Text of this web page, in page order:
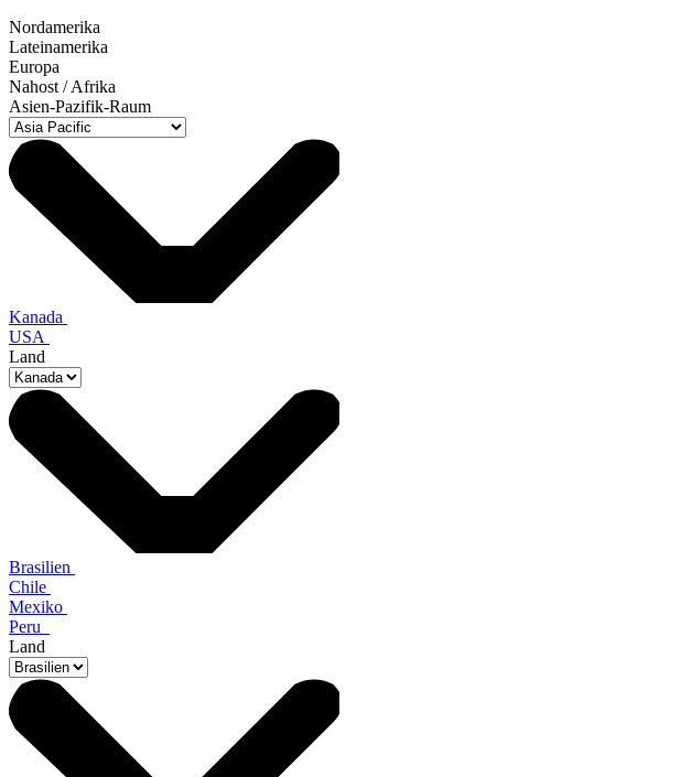
Nordamerika
Lateinamerika
Europa
Nahost / Afrika
Asien-Pazifik-Raum
Kanada
USA
Land
Brasilien
Chile
Mexiko
Peru
Land